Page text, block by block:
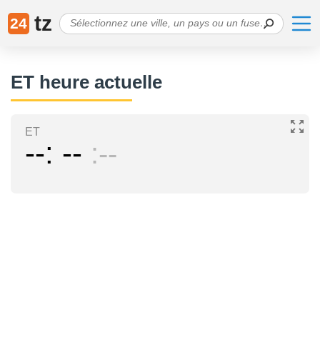
24 tz
ET heure actuelle
ET
-- -- --